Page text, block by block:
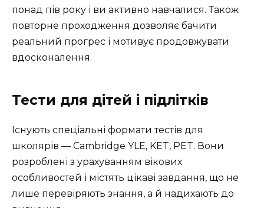
понад пів року і ви активно навчалися. Також
повторне проходження дозволяє бачити
реальний прогрес і мотивує продовжувати
вдосконалення.
Тести для дітей і підлітків
Існують спеціальні формати тестів для
школярів — Cambridge YLE, KET, PET. Вони
розроблені з урахуванням вікових
особливостей і містять цікаві завдання, що не
лише перевіряють знання, а й надихають до